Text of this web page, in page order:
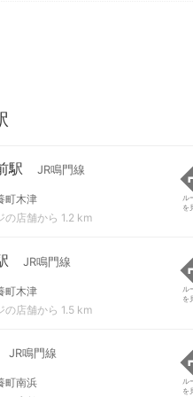
駅 JR鳴門線
町木津
の店舗から 1.2 km
ル
を
JR鳴門線
町木津
の店舗から 1.5 km
ル
を
JR鳴門線
町南浜
ル
を